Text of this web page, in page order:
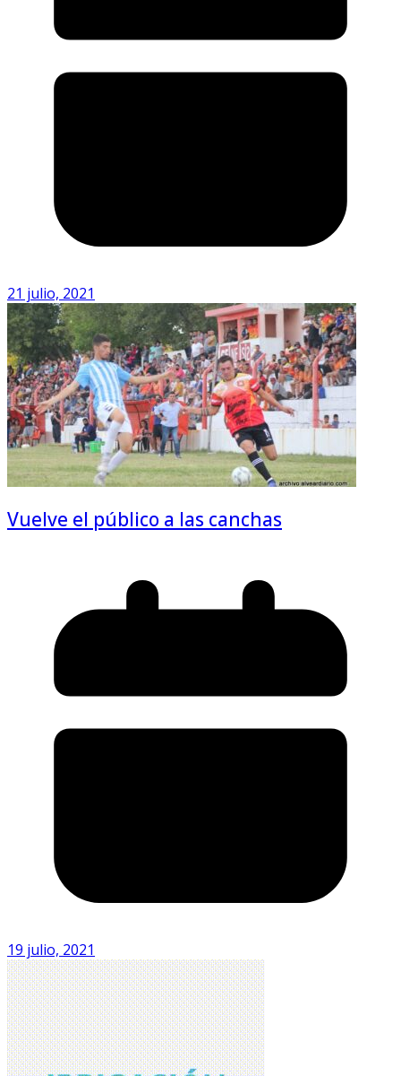
21 julio, 2021
Vuelve el público a las canchas
19 julio, 2021